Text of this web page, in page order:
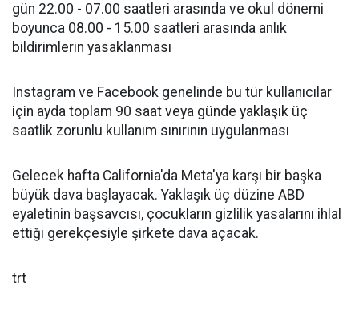
gün 22.00 - 07.00 saatleri arasında ve okul dönemi
boyunca 08.00 - 15.00 saatleri arasında anlık
bildirimlerin yasaklanması
Instagram ve Facebook genelinde bu tür kullanıcılar
için ayda toplam 90 saat veya günde yaklaşık üç
saatlik zorunlu kullanım sınırının uygulanması
Gelecek hafta California'da Meta'ya karşı bir başka
büyük dava başlayacak. Yaklaşık üç düzine ABD
eyaletinin başsavcısı, çocukların gizlilik yasalarını ihlal
ettiği gerekçesiyle şirkete dava açacak.
trt